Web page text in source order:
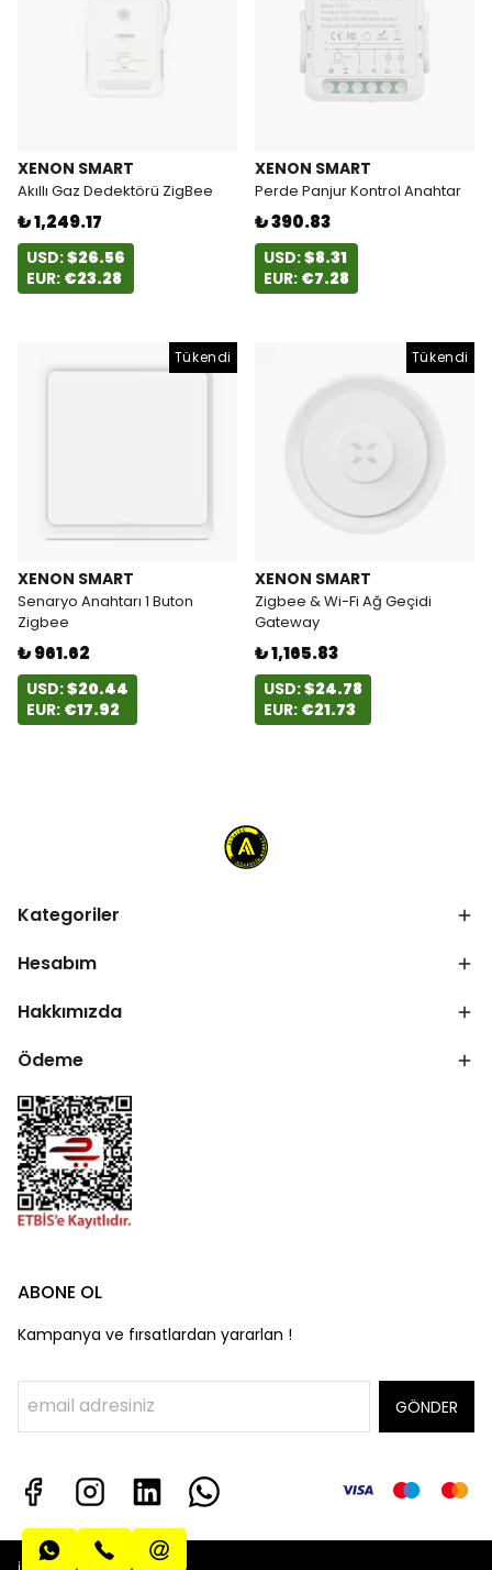
XENON SMART
Akıllı Gaz Dedektörü ZigBee
₺ 1,249.17
USD:$26.56
EUR: €23.28
XENON SMART
Perde Panjur Kontrol Anahtar
₺ 390.83
USD:$8.31
EUR: €7.28
Tükendi
XENON SMART
Senaryo Anahtarı 1 Buton
Zigbee
₺ 961.62
USD:$20.44
EUR: €17.92
Tükendi
XENON SMART
Zigbee & Wi-Fi Ağ Geçidi
Gateway
₺ 1,165.83
USD:$24.78
EUR: €21.73
Kategoriler
Hesabım
Hakkımızda
Ödeme
ABONE OL
Kampanya ve fırsatlardan yararlan !
GÖNDER